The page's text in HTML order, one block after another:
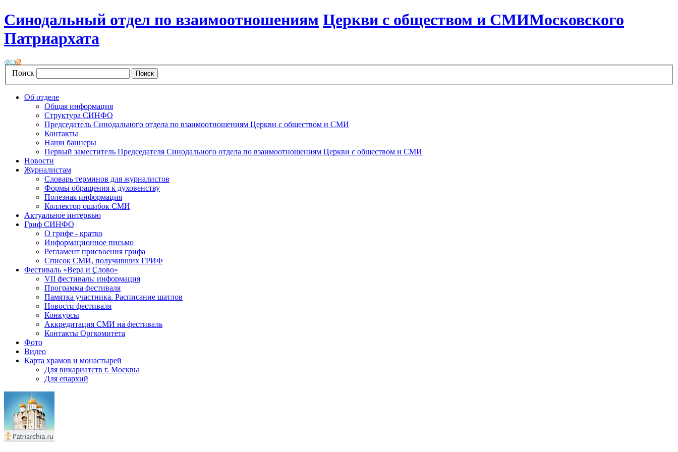
Синодальный отдел по взаимоотношениям Церкви с обществом и СМИМосковского
Патриархата
Поиск
Об отделе
Общая информация
Структура СИНФО
Председатель Синодального отдела по взаимоотношениям Церкви с обществом и СМИ
Контакты
Наши баннеры
Первый заместитель Председателя Синодального отдела по взаимоотношениям Церкви с обществом и СМИ
Новости
Журналистам
Словарь терминов для журналистов
Формы обращения к духовенству
Полезная информация
Коллектор ошибок СМИ
Актуальное интервью
Гриф СИНФО
О грифе - кратко
Информационное письмо
Регламент присвоения грифа
Список СМИ, получивших ГРИФ
Фестиваль «Вера и Слово»
VII фестиваль: информация
Программа фестиваля
Памятка участника. Расписание шатлов
Новости фестиваля
Конкурсы
Аккредитация СМИ на фестиваль
Контакты Оргкомитета
Фото
Видео
Карта храмов и монастырей
Для викариатств г. Москвы
Для епархий